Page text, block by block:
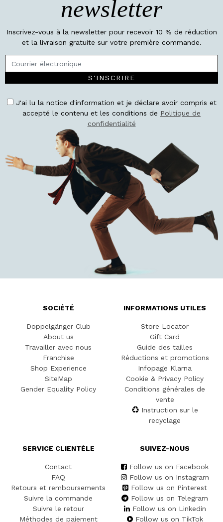
newsletter
Inscrivez-vous à la newsletter pour recevoir 10 % de réduction
et la livraison gratuite sur votre première commande.
S'INSCRIRE
J'ai lu la notice d'information et je déclare avoir compris et
accepté le contenu et les conditions de Politique de
confidentialité
SOCIÉTÉ
Doppelgänger Club
About us
Travailler avec nous
Franchise
Shop Experience
SiteMap
Gender Equality Policy
INFORMATIONS UTILES
Store Locator
Gift Card
Guide des tailles
Réductions et promotions
Infopage Klarna
Cookie & Privacy Policy
Conditions générales de
vente
Instruction sur le
recyclage
SERVICE CLIENTÈLE
Contact
FAQ
Retours et remboursements
Suivre la commande
Suivre le retour
Méthodes de paiement
SUIVEZ-NOUS
Follow us on Facebook
Follow us on Instagram
Follow us on Pinterest
Follow us on Telegram
Follow us on Linkedin
Follow us on TikTok